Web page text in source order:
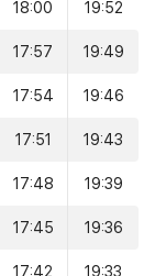
18:00 19:52
17:57 19:49
17:54 19:46
17:51 19:43
17:48 19:39
17:45 19:36
17:42 19:33